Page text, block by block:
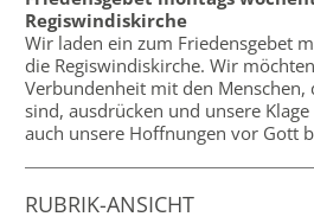
Regiswindiskirche
Wir laden ein zum Friedensgebet
die Regiswindiskirche. Wir
Verbundenheit mit den
sind, ausdrücken und unsere
auch unsere Hoffnungen vor Gott
RUBRIK-ANSICHT